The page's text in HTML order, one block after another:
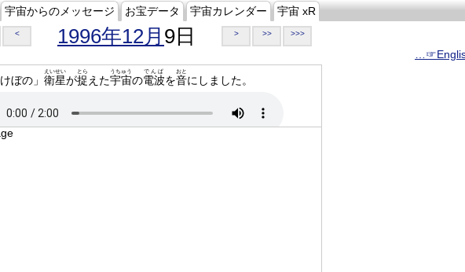
宇宙からのメッセージ お宝データ 宇宙カレンダー 宇宙 xR
< 1996年12月 9日 > >> >>>
ぼの」 衛星
えいせい
が捉
とら
えた宇宙
うちゅう
の電波
でんぱ
を音
おと
にしました。